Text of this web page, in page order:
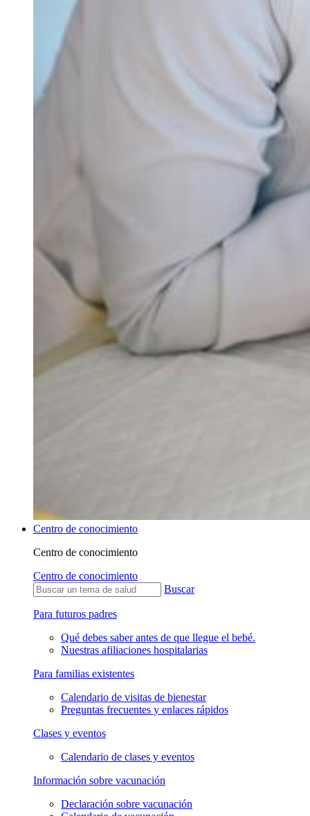
Centro de conocimiento
Centro de conocimiento
Centro de conocimiento
Buscar
Para futuros padres
Qué debes saber antes de que llegue el bebé.
Nuestras afiliaciones hospitalarias
Para familias existentes
Calendario de visitas de bienestar
Preguntas frecuentes y enlaces rápidos
Clases y eventos
Calendario de clases y eventos
Información sobre vacunación
Declaración sobre vacunación